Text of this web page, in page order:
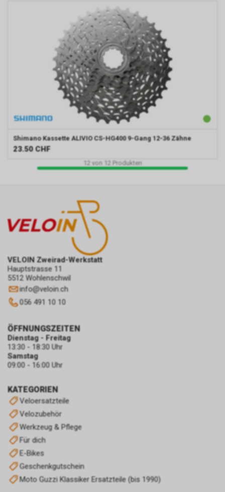
Shimano Kassette ALIVIO CS-HG400 9-Gang 12-36 Zähne
23.50 CHF
12 von 12 Produkten
VELOIN Zweirad-Werkstatt
Hauptstrasse 11
5512 Wohlenschwil
info@veloin.ch
056 491 10 10
KATEGORIEN
Veloersatzteile
Velozubehör
Werkzeug & Pflege
Für dich
E-Bikes
Geschenkgutschein
Moto Guzzi Klassiker Ersatzteile (bis 1990)
ÖFFNUNGSZEITEN
Dienstag - Freitag
13:30 - 18:30 Uhr
Samstag
09:00 - 16:00 Uhr